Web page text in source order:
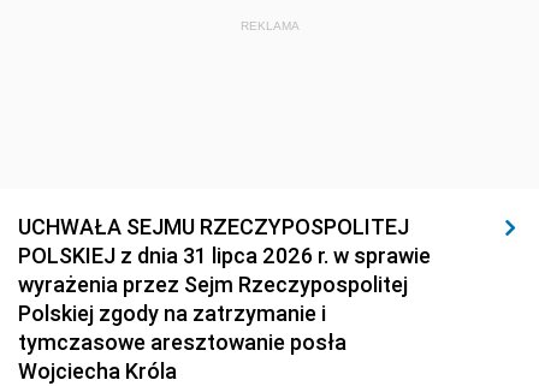
REKLAMA
UCHWAŁA SEJMU RZECZYPOSPOLITEJ
POLSKIEJ z dnia 31 lipca 2026 r. w sprawie
wyrażenia przez Sejm Rzeczypospolitej
Polskiej zgody na zatrzymanie i
tymczasowe aresztowanie posła
Wojciecha Króla